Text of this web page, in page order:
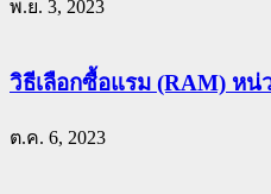
พ.ย. 3, 2023
วิธีเลือกซื้อแรม (RAM) ห
ต.ค. 6, 2023